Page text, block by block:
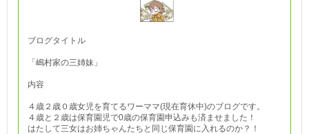
ブログタイトル
「嶋村家の三姉妹」
内容
４歳２歳０歳女児を育てるワーママ(現在育休中)のブログです。
４歳と２歳は保育園児で0歳の保育園申込みも済ませました！
はたして三女はお姉ちゃんたちと同じ保育園に入れるのか？！